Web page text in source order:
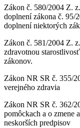
Zákon č. 580/2004 Z.
doplnení zákona č. 95/
doplnení niektorých
Zákon č. 581/2004 Z.
zdravotnou
zákonov.
Zákon NR SR č. 355/
verejného zdravia
Zákon NR SR č. 362/
pomôckach a o zmene
neskorších predpisov